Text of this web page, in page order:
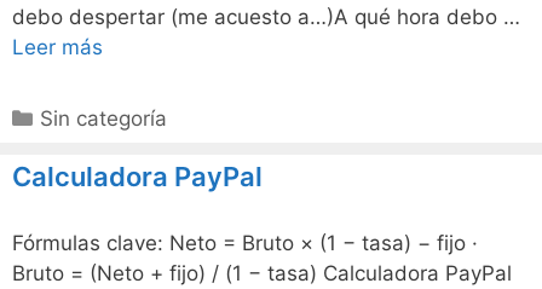
debo despertar (me acuesto a…)A qué hora debo …
Leer más
Categorías
Sin categoría
Calculadora PayPal
Fórmulas clave: Neto = Bruto × (1 − tasa) − fijo ·
Bruto = (Neto + fijo) / (1 − tasa) Calculadora PayPal